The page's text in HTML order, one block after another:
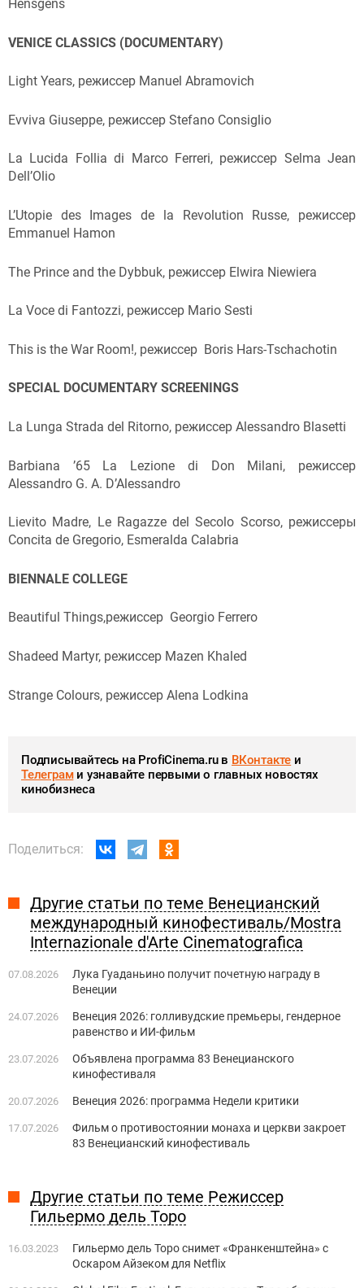
Hensgens
VENICE CLASSICS (DOCUMENTARY)
Light Years, режиссер Manuel Abramovich
Evviva Giuseppe, режиссер Stefano Consiglio
La Lucida Follia di Marco Ferreri, режиссер Selma Jean
Dell’Olio
L’Utopie des Images de la Revolution Russe, режиссер
Emmanuel Hamon
The Prince and the Dybbuk, режиссер Elwira Niewiera
La Voce di Fantozzi, режиссер Mario Sesti
This is the War Room!, режиссер Boris Hars-Tschachotin
SPECIAL DOCUMENTARY SCREENINGS
La Lunga Strada del Ritorno, режиссер Alessandro Blasetti
Barbiana ’65 La Lezione di Don Milani, режиссер
Alessandro G. A. D’Alessandro
Lievito Madre, Le Ragazze del Secolo Scorso, режиссеры
Concita de Gregorio, Esmeralda Calabria
BIENNALE COLLEGE
Beautiful Things,режиссер Georgio Ferrero
Shadeed Martyr, режиссер Mazen Khaled
Strange Colours, режиссер Alena Lodkina
Подписывайтесь на ProfiCinema.ru в ВКонтакте и
Телеграми узнавайте первыми о главных новостях
кинобизнеса
Поделиться:
Другие статьи по теме Венецианский
международный кинофестиваль/Mostra
Internazionale d'Arte Cinematografica
07.08.2026
Лука Гуаданьино получит почетную награду в
Венеции
24.07.2026
Венеция 2026: голливудские премьеры, гендерное
равенство и ИИ-фильм
23.07.2026
Объявлена программа 83 Венецианского
кинофестиваля
20.07.2026 Венеция 2026: программа Недели критики
17.07.2026
Фильм о противостоянии монаха и церкви закроет
83 Венецианский кинофестиваль
Другие статьи по теме Режиссер
Гильермо дель Торо
16.03.2023
Гильермо дель Торо снимет «Франкенштейна» с
Оскаром Айзеком для Netflix